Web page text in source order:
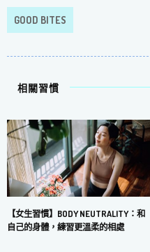
GOOD BITES
相關習慣
【女生習慣】BODY NEUTRALITY：和
自己的身體，練習更溫柔的相處